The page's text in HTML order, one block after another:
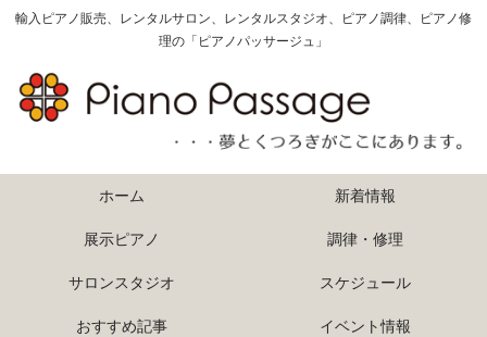
輸入ピアノ販売、レンタルサロン、レンタルスタジオ、ピアノ調律、ピアノ修
理の「ピアノパッサージュ」
ホーム 新着情報
展示ピアノ 調律・修理
サロンスタジオ スケジュール
おすすめ記事 イベント情報